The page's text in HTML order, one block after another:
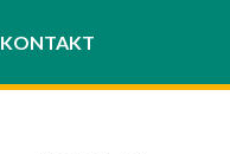
KONTAKT